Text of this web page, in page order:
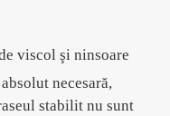
viscol şi ninsoare
necesară,
stabilit nu sunt